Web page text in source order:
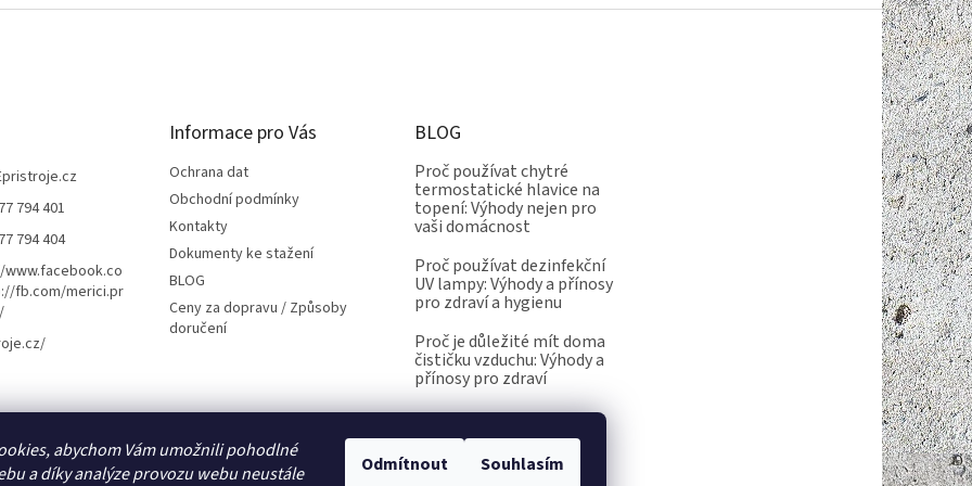
abychom Vám umožnili pohodlné
a díky analýze provozu webu neustále
Odmítnout Souhlasím
794 401
794 404
fb.com/merici.pr
Informace pro Vás
Ochrana dat
Obchodní podmínky
Kontakty
Dokumenty ke stažení
BLOG
Ceny za dopravu / Způsoby
doručení
BLOG
Proč používat chytré
termostatické hlavice na
topení: Výhody nejen pro
vaši domácnost
Proč používat dezinfekční
UV lampy: Výhody a přínosy
pro zdraví a hygienu
Proč je důležité mít doma
čističku vzduchu: Výhody a
přínosy pro zdraví
Kalibrace.info meteostanice.cz